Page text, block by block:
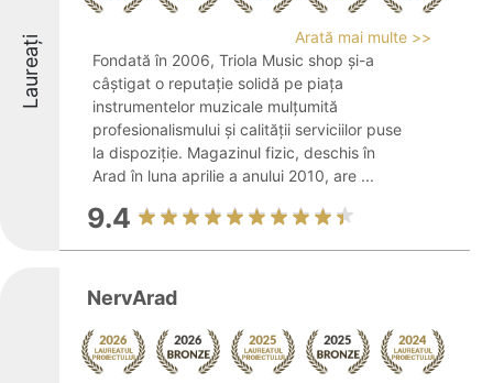
Laureați
Arată mai multe >>
Fondată în 2006, Triola Music shop și-a
câștigat o reputație solidă pe piața
instrumentelor muzicale mulțumită
profesionalismului și calității serviciilor puse
la dispoziție. Magazinul fizic, deschis în
Arad în luna aprilie a anului 2010, are ...
9.4
NervArad